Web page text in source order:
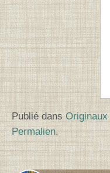
Publié dansOriginaux
Permalien.